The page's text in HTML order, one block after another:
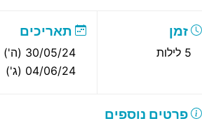
זמן
5 לילות
תאריכים
30/05/24 (ה')
04/06/24 (ג')
פרטים נוספים